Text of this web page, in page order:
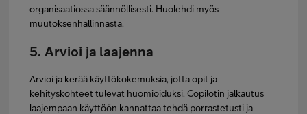
organisaatiossa säännöllisesti. Huolehdi myös
muutoksenhallinnasta.
5. Arvioi ja laajenna
Arvioi ja kerää käyttökokemuksia, jotta opit ja
kehityskohteet tulevat huomioiduksi. Copilotin jalkautus
laajempaan käyttöön kannattaa tehdä porrastetusti ja